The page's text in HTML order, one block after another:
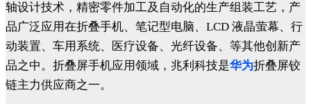
轴设计技术，精密零件加工及自动化的生产组装工艺，产
品广泛应用在折叠手机、笔记型电脑、LCD 液晶萤幕、行
动装置、车用系统、医疗设备、光纤设备、等其他创新产
品之中。折叠屏手机应用领域，兆利科技是华为折叠屏铰
链主力供应商之一。